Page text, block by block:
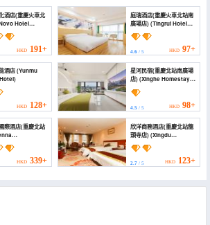
酒店(重慶火車北
North
Station))
HKD 191+
庭瑞酒店(重慶火車北站南
廣場店) (Tingrui Hotel
(Chongqing North
Railway Station South
Square Branch))
4.6/ 5 HKD 97+
(Yunmu
HKD 128+
星河民宿(重慶北站南廣場
店) (Xinghe Homestay
(Chongqing North
Railway Station South
Square))
4.5/ 5 HKD 98+
際酒店(重慶北站
Hotel
North
HKD 339+
欣洋商務酒店(重慶北站龍
頭寺店) (Xingdu
Business Hotel)
2.7/ 5 HKD 123+